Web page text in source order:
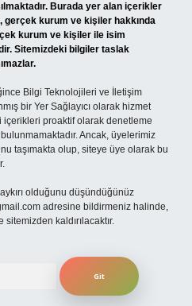
Burada yer alan içerikler
gerçek kurum ve kişiler hakkında
kurum ve kişiler ile isim
Sitemizdeki bilgiler taslak
Bilgi Teknolojileri ve İletişim
bir Yer Sağlayıcı olarak hizmet
proaktif olarak denetleme
Ancak, üyelerimiz
taşımakta olup, siteye üye olarak bu
olduğunu düşündüğünüz
adresine bildirmeniz halinde,
kaldırılacaktır.